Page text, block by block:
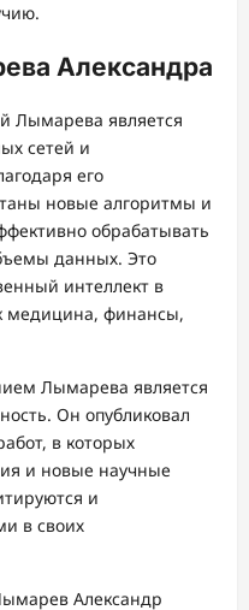
Александра
Лымарева является
сетей и
его
новые алгоритмы и
обрабатывать
данных. Это
интеллект в
медицина, финансы,
Лымарева является
Он опубликовал
в которых
и новые научные
и
в своих
Александр